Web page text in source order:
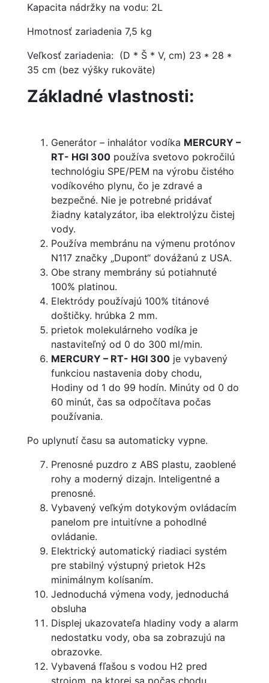
Kapacita nádržky na vodu: 2L
Hmotnosť zariadenia 7,5 kg
Veľkosť zariadenia: (D * Š * V, cm) 23 * 28 *
35 cm (bez výšky rukoväte)
Základné vlastnosti:
Generátor – inhalátor vodíka MERCURY –
RT- HGI 300 používa svetovo pokročilú
technológiu SPE/PEM na výrobu čistého
vodíkového plynu, čo je zdravé a
bezpečné. Nie je potrebné pridávať
žiadny katalyzátor, iba elektrolýzu čistej
vody.
Používa membránu na výmenu protónov
N117 značky „Dupont“ dovážanú z USA.
Obe strany membrány sú potiahnuté
100% platinou.
Elektródy používajú 100% titánové
doštičky. hrúbka 2 mm.
prietok molekulárneho vodíka je
nastaviteľný od 0 do 300 ml/min.
MERCURY – RT- HGI 300 je vybavený
funkciou nastavenia doby chodu,
Hodiny od 1 do 99 hodín. Minúty od 0 do
60 minút, čas sa odpočítava počas
používania.
Po uplynutí času sa automaticky vypne.
Prenosné puzdro z ABS plastu, zaoblené
rohy a moderný dizajn. Inteligentné a
prenosné.
Vybavený veľkým dotykovým ovládacím
panelom pre intuitívne a pohodlné
ovládanie.
Elektrický automatický riadiaci systém
pre stabilný výstupný prietok H2s
minimálnym kolísaním.
Jednoduchá výmena vody, jednoduchá
obsluha
Displej ukazovateľa hladiny vody a alarm
nedostatku vody, oba sa zobrazujú na
obrazovke.
Vybavená fľašou s vodou H2 pred
strojom, na ktorej sa počas chodu